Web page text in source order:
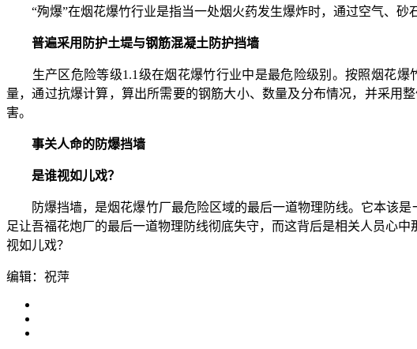
“殉爆”在烟花爆竹行业是指当一处烟火药发生爆炸时，通过空气、砂
普遍采用防护土堤与钢筋混凝土防护挡墙
生产区危险等级1.1级在烟花爆竹行业中是最危险级别。按照烟花爆
量，通过抗爆计算，算出所需要的钢筋大小、数量及分布情况，并采用
害。
事关人命的防爆挡墙
是谁视如儿戏？
防爆挡墙，是烟花爆竹厂最危险区域的最后一道物理防线。它本该是
足让吾福花炮厂的最后一道物理防线彻底失守，而这背后是相关人员心
视如儿戏？
编辑：祝萍